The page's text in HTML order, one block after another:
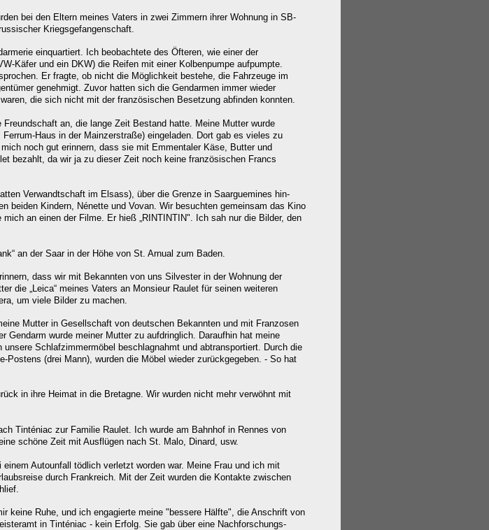
bei den Eltern meines Vaters in zwei Zimmern ihrer Wohnung in SB-
Kriegsgefangenschaft.
einquartiert. Ich beobachtete des Öfteren, wie einer der
Käfer und ein DKW) die Reifen mit einer Kolbenpumpe aufpumpte.
Er fragte, ob nicht die Möglichkeit bestehe, die Fahrzeuge im
genehmigt. Zuvor hatten sich die Gendarmen immer wieder
die sich nicht mit der französischen Besetzung abfinden konnten.
an, die lange Zeit Bestand hatte. Meine Mutter wurde
Haus in der Mainzerstraße) eingeladen. Dort gab es vieles zu
noch gut erinnern, dass sie mit Emmentaler Käse, Butter und
bezahlt, da wir ja zu dieser Zeit noch keine französischen Francs
Verwandtschaft im Elsass), über die Grenze in Saarguemines hin-
beiden Kindern, Nénette und Vovan. Wir besuchten gemeinsam das Kino
an einen der Filme. Er hieß „RINTINTIN". Ich sah nur die Bilder, den
an der Saar in der Höhe von St. Arnual zum Baden.
dass wir mit Bekannten von uns Silvester in der Wohnung der
die „Leica“ meines Vaters an Monsieur Raulet für seinen weiteren
um viele Bilder zu machen.
Mutter in Gesellschaft von deutschen Bekannten und mit Franzosen
wurde meiner Mutter zu aufdringlich. Daraufhin hat meine
Schlafzimmermöbel beschlagnahmt und abtransportiert. Durch die
Postens (drei Mann), wurden die Möbel wieder zurückgegeben. - So hat
in ihre Heimat in die Bretagne. Wir wurden nicht mehr verwöhnt mit
Tinténiac zur Familie Raulet. Ich wurde am Bahnhof in Rennes von
schöne Zeit mit Ausflügen nach St. Malo, Dinard, usw.
Autounfall tödlich verletzt worden war. Meine Frau und ich mit
durch Frankreich. Mit der Zeit wurden die Kontakte zwischen
keine Ruhe, und ich engagierte meine "bessere Hälfte", die Anschrift von
in Tinténiac - kein Erfolg. Sie gab über eine Nachforschungs-